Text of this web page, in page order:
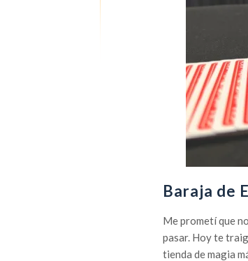
Baraja de
Me prometí que
pasar. Hoy te
tienda de magia